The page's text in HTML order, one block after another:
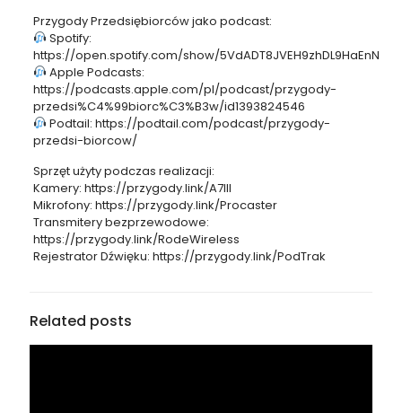
Przygody Przedsiębiorców jako podcast:
Spotify:
https://open.spotify.com/show/5VdADT8JVEH9zhDL9HaEnN
Apple Podcasts:
https://podcasts.apple.com/pl/podcast/przygody-
przedsi%C4%99biorc%C3%B3w/id1393824546
Podtail: https://podtail.com/podcast/przygody-
przedsi-biorcow/
Sprzęt użyty podczas realizacji:
Kamery: https://przygody.link/A7III
Mikrofony: https://przygody.link/Procaster
Transmitery bezprzewodowe:
https://przygody.link/RodeWireless
Rejestrator Dźwięku: https://przygody.link/PodTrak
Related posts